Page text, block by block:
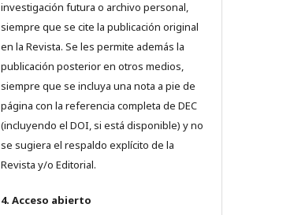
investigación futura o archivo personal,
siempre que se cite la publicación original
en la Revista. Se les permite además la
publicación posterior en otros medios,
siempre que se incluya una nota a pie de
página con la referencia completa de DEC
(incluyendo el DOI, si está disponible) y no
se sugiera el respaldo explícito de la
Revista y/o Editorial.
4. Acceso abierto